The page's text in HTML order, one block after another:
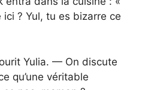
ici ? Yul, tu es bizarre ce
Yulia. — On discute
qu’une véritable